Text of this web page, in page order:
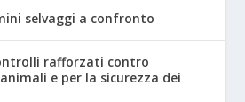
selvaggi a confronto
rafforzati contro
e per la sicurezza dei